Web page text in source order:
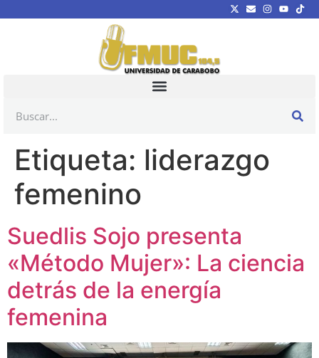
Etiqueta: liderazgo
femenino
Suedlis Sojo presenta
«Método Mujer»: La ciencia
detrás de la energía
femenina